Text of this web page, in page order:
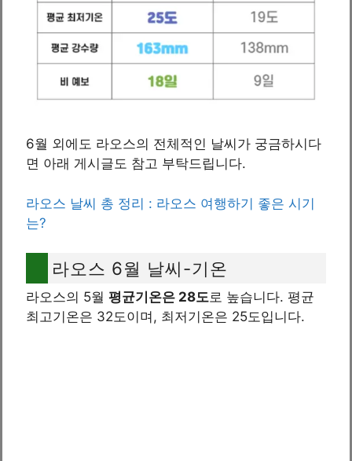
6월 외에도 라오스의 전체적인 날씨가 궁금하시다
면 아래 게시글도 참고 부탁드립니다.
라오스 날씨 총 정리 : 라오스 여행하기 좋은 시기
는?
라오스 6월 날씨-기온
라오스의 5월 평균기온은 28도로 높습니다. 평균
최고기온은 32도이며, 최저기온은 25도입니다.